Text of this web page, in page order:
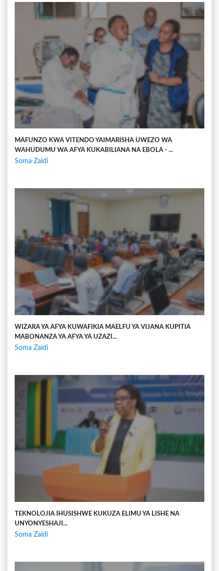
MAFUNZO KWA VITENDO YAIMARISHA UWEZO WA
WAHUDUMU WA AFYA KUKABILIANA NA EBOLA - ...
Soma Zaidi
WIZARA YA AFYA KUWAFIKIA MAELFU YA VIJANA KUPITIA
MABONANZA YA AFYA YA UZAZI...
Soma Zaidi
TEKNOLOJIA IHUSISHWE KUKUZA ELIMU YA LISHE NA
UNYONYESHAJI...
Soma Zaidi